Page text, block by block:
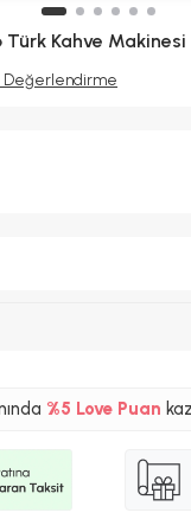
Türk Kahve
Değerlendirme
%5 Love Puan